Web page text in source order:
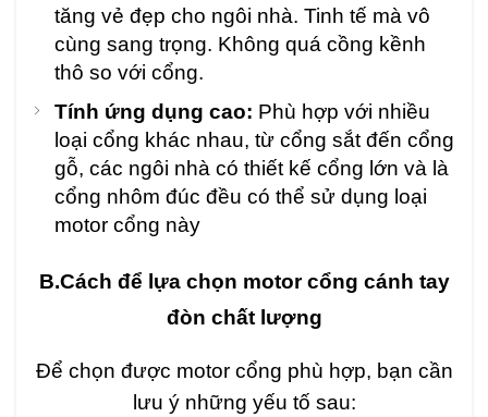
tăng vẻ đẹp cho ngôi nhà. Tinh tế mà vô
cùng sang trọng. Không quá cồng kềnh
thô so với cổng.
Tính ứng dụng cao: Phù hợp với nhiều
loại cổng khác nhau, từ cổng sắt đến cổng
gỗ, các ngôi nhà có thiết kế cổng lớn và là
cổng nhôm đúc đều có thể sử dụng loại
motor cổng này
B.Cách để lựa chọn motor cổng cánh tay
đòn chất lượng
Để chọn được motor cổng phù hợp, bạn cần
lưu ý những yếu tố sau: